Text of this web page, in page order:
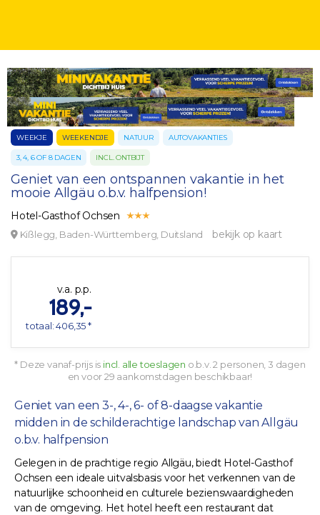
WEEKJE WEEKENDJE NATUUR AUTOVAKANTIES
3, 4, 6 OF 8 DAGEN INCL. ONTBIJT
Geniet van een ontspannen vakantie in het
mooie Allgäu o.b.v. halfpension!
Hotel-Gasthof Ochsen
Kißlegg, Baden-Württemberg, Duitsland bekijk op kaart
v.a. p.p.
189,-
totaal: 406,35 *
* Deze vanaf-prijs is incl. alle toeslagen o.b.v. 2 personen, 3 dagen
en voor 29 aankomstdagen beschikbaar!
Geniet van een 3-, 4-, 6- of 8-daagse vakantie
midden in de schilderachtige landschap van Allgäu
o.b.v. halfpension
Gelegen in de prachtige regio Allgäu, biedt Hotel-Gasthof
Ochsen een ideale uitvalsbasis voor het verkennen van de
natuurlijke schoonheid en culturele bezienswaardigheden
van de omgeving. Het hotel heeft een restaurant dat